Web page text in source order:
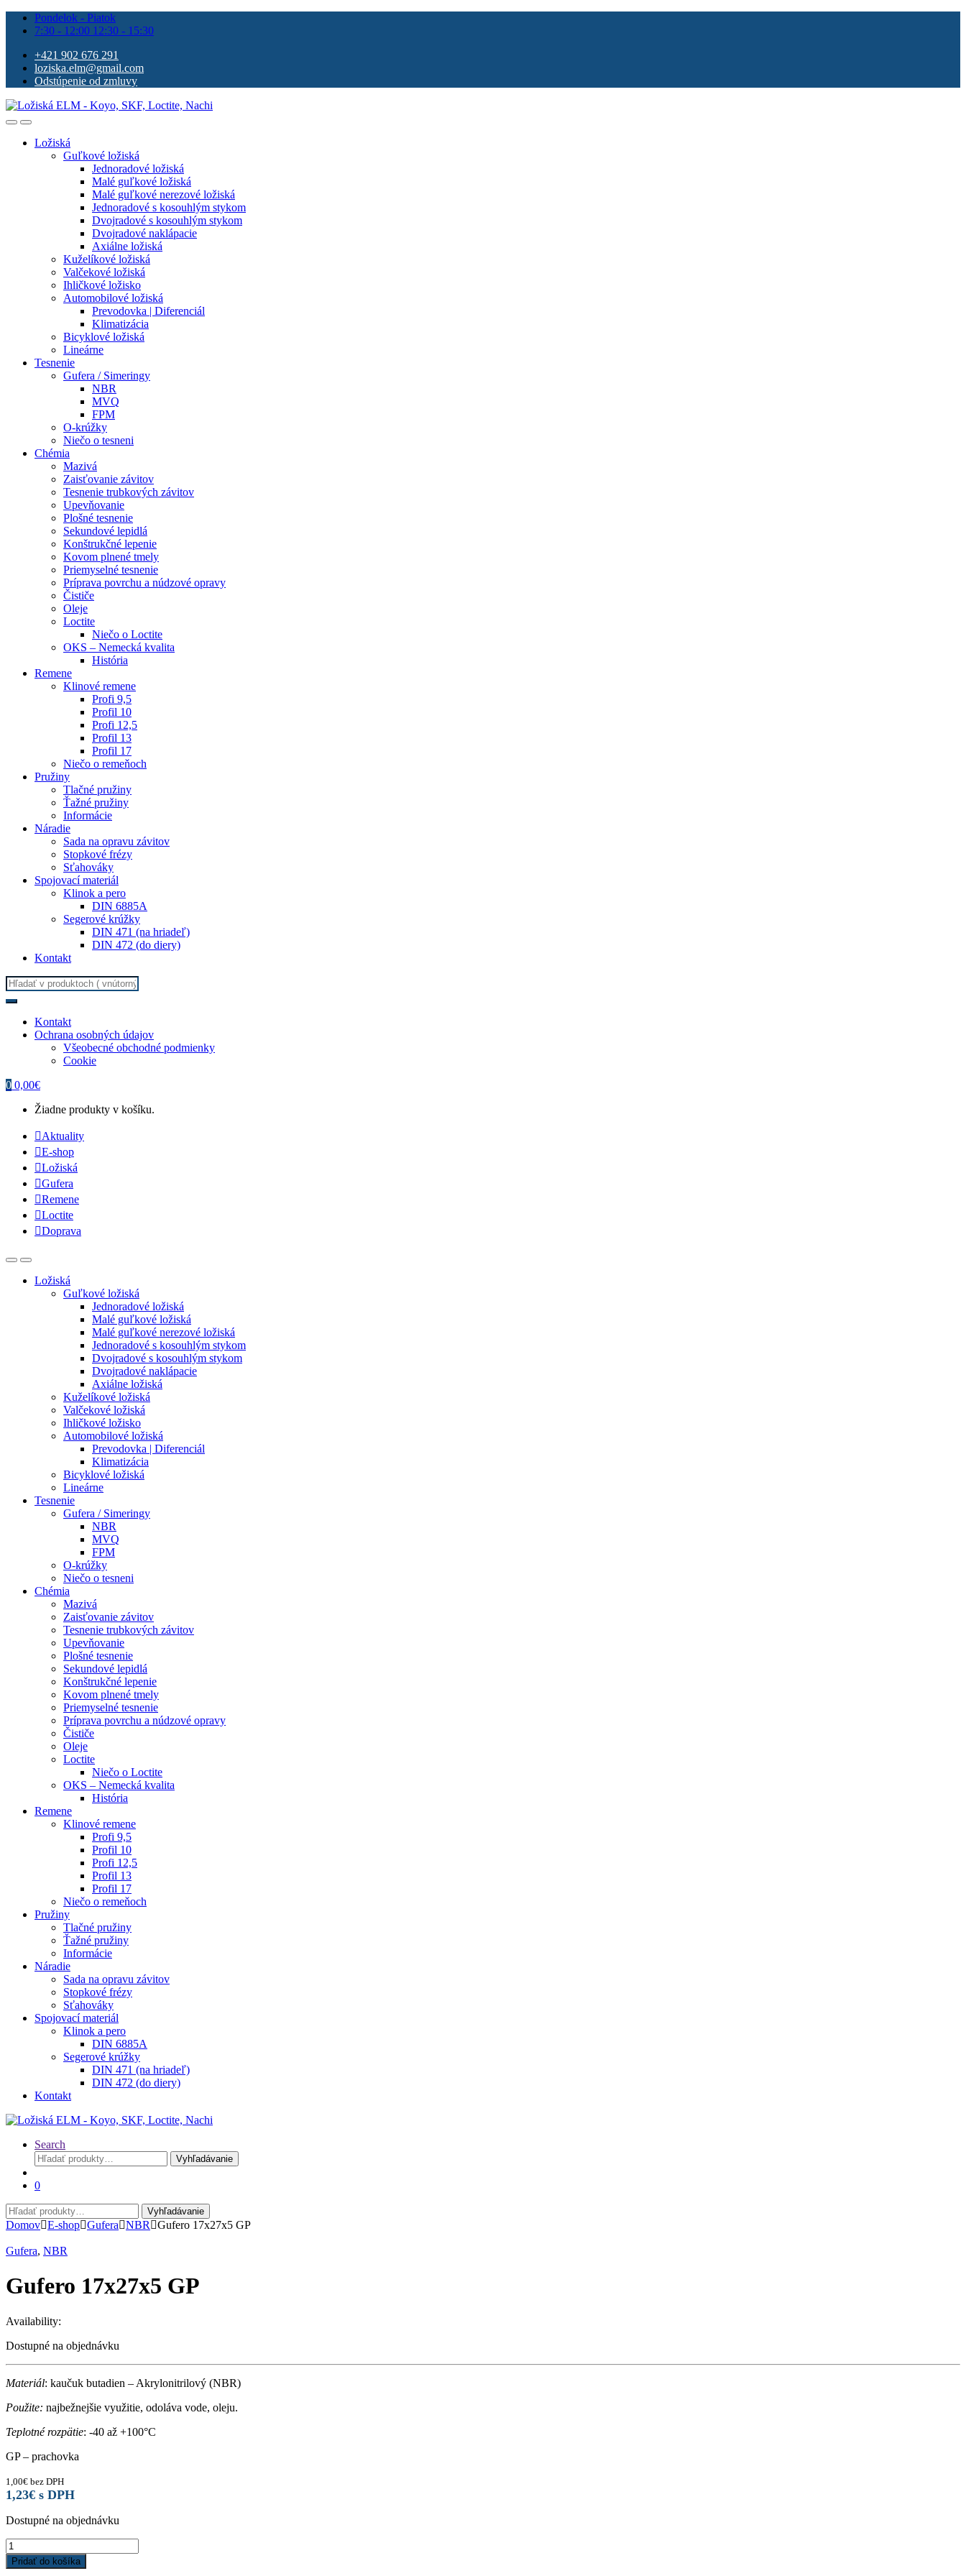
Pondelok - Piatok
7:30 - 12:00 12:30 - 15:30
+421 902 676 291
loziska.elm@gmail.com
Odstúpenie od zmluvy
Ložiská
Guľkové ložiská
Jednoradové ložiská
Malé guľkové ložiská
Malé guľkové nerezové ložiská
Jednoradové s kosouhlým stykom
Dvojradové s kosouhlým stykom
Dvojradové naklápacie
Axiálne ložiská
Kuželíkové ložiská
Valčekové ložiská
Ihličkové ložisko
Automobilové ložiská
Prevodovka | Diferenciál
Klimatizácia
Bicyklové ložiská
Lineárne
Tesnenie
Gufera / Simeringy
NBR
MVQ
FPM
O-krúžky
Niečo o tesneni
Chémia
Mazivá
Zaisťovanie závitov
Tesnenie trubkových závitov
Upevňovanie
Plošné tesnenie
Sekundové lepidlá
Konštrukčné lepenie
Kovom plnené tmely
Priemyselné tesnenie
Príprava povrchu a núdzové opravy
Čističe
Oleje
Loctite
Niečo o Loctite
OKS – Nemecká kvalita
História
Remene
Klinové remene
Profi 9,5
Profil 10
Profi 12,5
Profil 13
Profil 17
Niečo o remeňoch
Pružiny
Tlačné pružiny
Ťažné pružiny
Informácie
Náradie
Sada na opravu závitov
Stopkové frézy
Sťahováky
Spojovací materiál
Klinok a pero
DIN 6885A
Segerové krúžky
DIN 471 (na hriadeľ)
DIN 472 (do diery)
Kontakt
Search for:
Kontakt
Ochrana osobných údajov
Všeobecné obchodné podmienky
Cookie
0 0,00€
Žiadne produkty v košíku.
Aktuality
E-shop
Ložiská
Gufera
Remene
Loctite
Doprava
Ložiská
Guľkové ložiská
Jednoradové ložiská
Malé guľkové ložiská
Malé guľkové nerezové ložiská
Jednoradové s kosouhlým stykom
Dvojradové s kosouhlým stykom
Dvojradové naklápacie
Axiálne ložiská
Kuželíkové ložiská
Valčekové ložiská
Ihličkové ložisko
Automobilové ložiská
Prevodovka | Diferenciál
Klimatizácia
Bicyklové ložiská
Lineárne
Tesnenie
Gufera / Simeringy
NBR
MVQ
FPM
O-krúžky
Niečo o tesneni
Chémia
Mazivá
Zaisťovanie závitov
Tesnenie trubkových závitov
Upevňovanie
Plošné tesnenie
Sekundové lepidlá
Konštrukčné lepenie
Kovom plnené tmely
Priemyselné tesnenie
Príprava povrchu a núdzové opravy
Čističe
Oleje
Loctite
Niečo o Loctite
OKS – Nemecká kvalita
História
Remene
Klinové remene
Profi 9,5
Profil 10
Profi 12,5
Profil 13
Profil 17
Niečo o remeňoch
Pružiny
Tlačné pružiny
Ťažné pružiny
Informácie
Náradie
Sada na opravu závitov
Stopkové frézy
Sťahováky
Spojovací materiál
Klinok a pero
DIN 6885A
Segerové krúžky
DIN 471 (na hriadeľ)
DIN 472 (do diery)
Kontakt
Search
Hľadať:
Vyhľadávanie
0
Hľadať:
Vyhľadávanie
Domov E-shop Gufera NBR Gufero 17x27x5 GP
Gufera, NBR
Gufero 17x27x5 GP
Availability:
Dostupné na objednávku
Materiál: kaučuk butadien – Akrylonitrilový (NBR)
Použite: najbežnejšie využitie, odoláva vode, oleju.
Teplotné rozpätie: -40 až +100°C
GP – prachovka
1,00€ bez DPH
1,23€ s DPH
Dostupné na objednávku
Gufero
17x27x5
GP
Pridať do košíka